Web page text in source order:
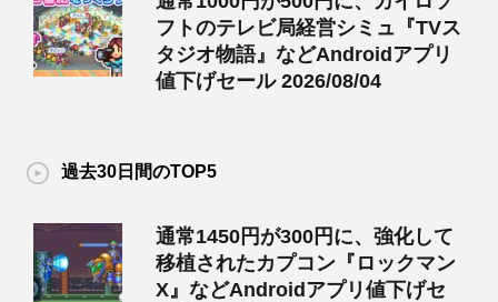
フトのテレビ局経営シミュ『TVス
タジオ物語』などAndroidアプリ
値下げセール 2026/08/04
過去30日間のTOP5
通常1450円が300円に、強化して
移植されたカプコン『ロックマン
X』などAndroidアプリ値下げセ